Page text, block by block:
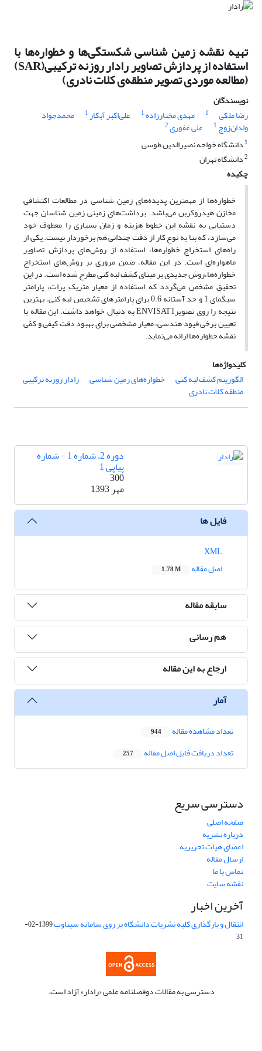
تهیه نقشه زمین شناسی شکستگی‌ها و خطواره‌ها با
استفاده از پردازش تصاویر رادار روزنه ترکیبی(SAR)
(مطالعه موردی تصویر منطقه‌ی کلات نادری)
نویسندگان
رضا ملکی
1 مهدی مختارزاده1 علی‌اکبر آبکار1 محمدجواد
ولدان‌زوج 1 علی غفوری2
1 دانشگاه خواجه نصیرالدین طوسی
2دانشگاه تهران
چکیده
خطواره‌ها از مهمترین پدیده‌های زمین شناسی در مطالعات اکتشافی
مخازن هیدروکربن می‌باشد. برداشت‌های زمینی زمین شناسان جهت
دستیابی به نقشه این خطوط هزینه و زمان بسیاری را معطوف خود
می‌سازد، که بنا به نوع کار از دقت چندانی هم برخوردار نیست. یکی از
راه‌های استخراج خطواره‌ها، استفاده از روش‌های پردازش تصاویر
ماهواره‌ای است. در این مقاله، ضمن مروری بر روش‌های استخراج
خطواره‌ها،روش جدیدی بر مبنای کشف لبه کنی مطرح شده است. در این
تحقیق مشخص می‌گردد که استفاده از معیار متریک پرات، پارامتر
سیگمای 1 و حد آستانه 0.6 برای پارامترهای تشخیص لبه کنی، بهترین
نتیجه را روی تصویرENVISAT1 به دنبال خواهد داشت. این مقاله با
تعیین برخی قیود هندسی، معیار مشخصی برای بهبود دقت کیفی و کمّی
نقشه خطواره‌ها ارائه می‌نماید.
کلیدواژه‌ها
الگوریتم کشف لبه کنی
خطواره‌های زمین شناسی رادار روزنه ترکیبی
منطقه کلات نادری
دوره 2، شماره 1 - شماره
پیاپی 1
300
مهر 1393
فایل ها
اصل مقاله
1.78 M
سابقه مقاله
هم رسانی
ارجاع به این مقاله
آمار
تعداد مشاهده مقاله 944
تعداد دریافت فایل اصل مقاله 257
دسترسی سریع
صفحه اصلی
درباره نشریه
اعضای هیات تحریریه
ارسال مقاله
تماس با ما
نقشه سایت
آخرین اخبار
انتقال و بارگذاری کلیه نشریات دانشگاه بر روی سامانه سیناوب
1399-02-
31
دسترسی به مقالات دوفصلنامه علمی «رادار» آزاد است.